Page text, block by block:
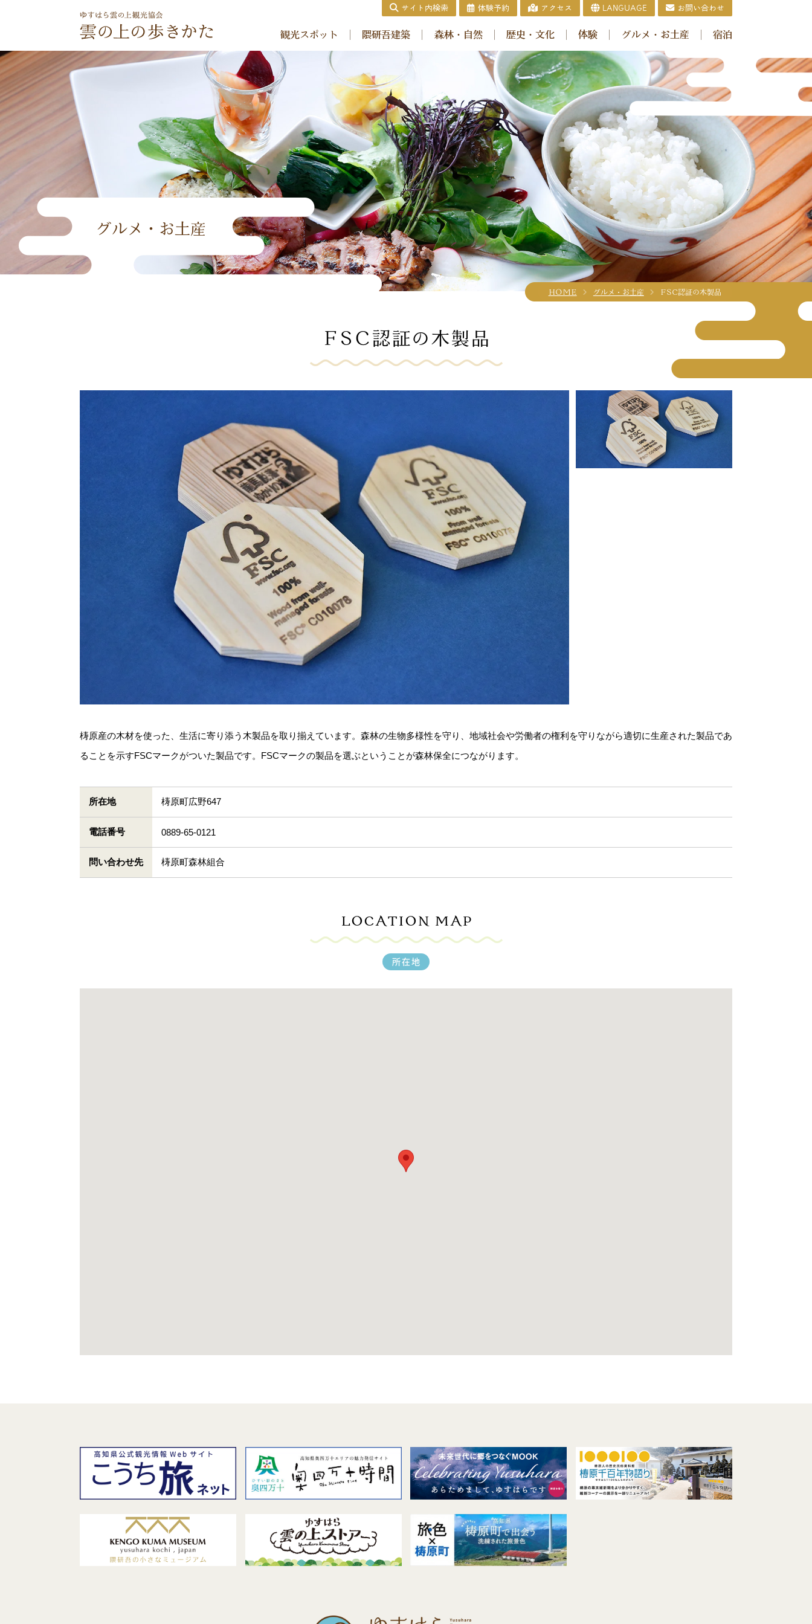
サイト内検索 体験予約 アクセス LANGUAGE お問い合わせ
観光スポット 隈研吾建築 森林・自然 歴史・文化 体験 グルメ・お土産 宿泊
グルメ・お土産
HOME グルメ・お土産 FSC認証の木製品
FSC認証の木製品
梼原産の木材を使った、生活に寄り添う木製品を取り揃えています。森林の生物多様性を守り、地域社会や労働者の権利を守りながら適切に生産された製品であ
ることを示すFSCマークがついた製品です。FSCマークの製品を選ぶということが森林保全につながります。
所在地 梼原町広野647
電話番号 0889-65-0121
問い合わせ先 梼原町森林組合
LOCATION MAP
所在地